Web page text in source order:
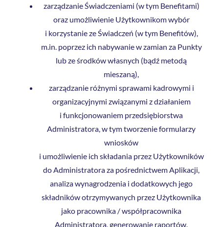
zarządzanie Świadczeniami (w tym Benefitami)
oraz umożliwienie Użytkownikom wybór
i korzystanie ze Świadczeń (w tym Benefitów),
m.in. poprzez ich nabywanie w zamian za Punkty
lub ze środków własnych (bądź metodą
mieszaną),
zarządzanie różnymi sprawami kadrowymi i
organizacyjnymi związanymi z działaniem
i funkcjonowaniem przedsiębiorstwa
Administratora, w tym tworzenie formularzy
wniosków
i umożliwienie ich składania przez Użytkowników
do Administratora za pośrednictwem Aplikacji,
analiza wynagrodzenia i dodatkowych jego
składników otrzymywanych przez Użytkownika
jako pracownika / współpracownika
Administratora, generowanie raportów.